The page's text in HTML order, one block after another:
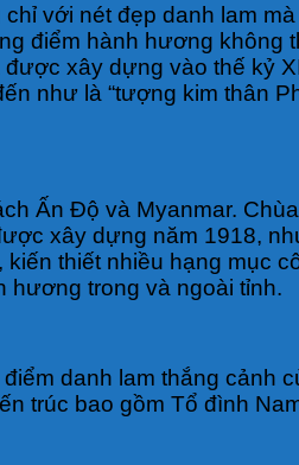
với nét đẹp danh lam
điểm hành hương không
xây dựng vào thế kỷ
như là “tượng kim thân
Ấn Độ và Myanmar.
xây dựng năm 1918,
thiết nhiều hạng mục
hương trong và ngoài tỉnh.
danh lam thắng cảnh
trúc bao gồm Tổ đình